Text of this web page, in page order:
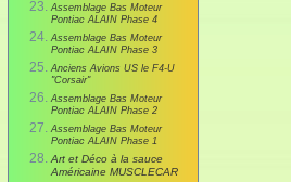
Assemblage Bas Moteur
Pontiac ALAIN Phase 4
Assemblage Bas Moteur
Pontiac ALAIN Phase 3
Anciens Avions US le F4-U
"Corsair"
Assemblage Bas Moteur
Pontiac ALAIN Phase 2
Assemblage Bas Moteur
Pontiac ALAIN Phase 1
Art et Déco à la sauce
Américaine MUSCLECAR